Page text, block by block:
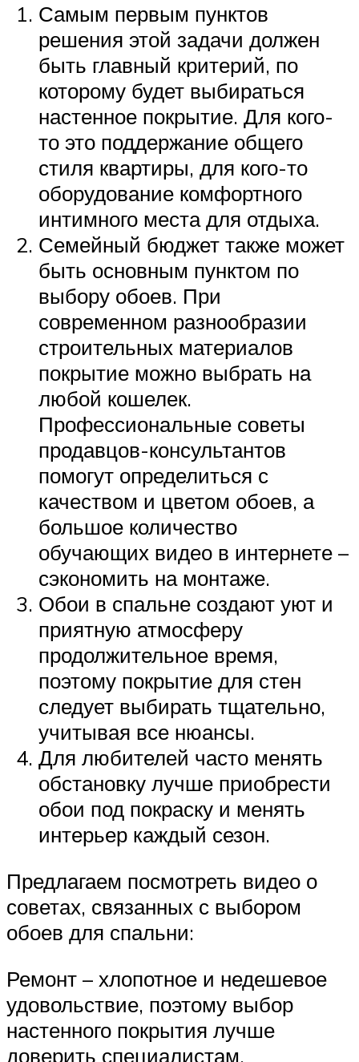
Самым первым пунктов
решения этой задачи должен
быть главный критерий, по
которому будет выбираться
настенное покрытие. Для кого-
то это поддержание общего
стиля квартиры, для кого-то
оборудование комфортного
интимного места для отдыха.
Семейный бюджет также может
быть основным пунктом по
выбору обоев. При
современном разнообразии
строительных материалов
покрытие можно выбрать на
любой кошелек.
Профессиональные советы
продавцов-консультантов
помогут определиться с
качеством и цветом обоев, а
большое количество
обучающих видео в интернете –
сэкономить на монтаже.
Обои в спальне создают уют и
приятную атмосферу
продолжительное время,
поэтому покрытие для стен
следует выбирать тщательно,
учитывая все нюансы.
Для любителей часто менять
обстановку лучше приобрести
обои под покраску и менять
интерьер каждый сезон.
Предлагаем посмотреть видео о
советах, связанных с выбором
обоев для спальни:
Ремонт – хлопотное и недешевое
удовольствие, поэтому выбор
настенного покрытия лучше
доверить специалистам.